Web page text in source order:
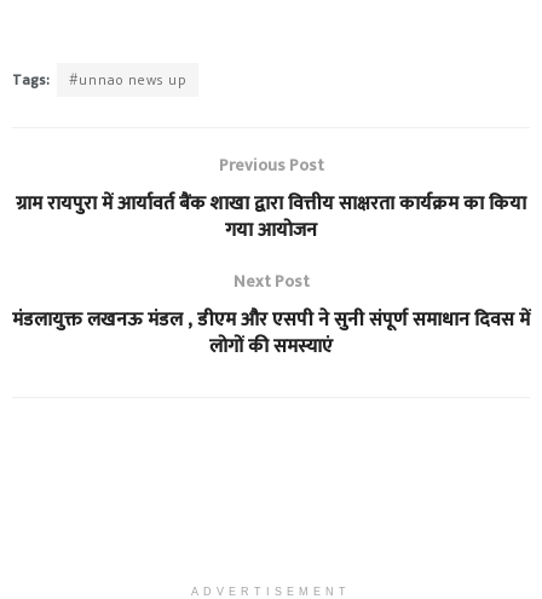
Tags: #unnao news up
Previous Post
ग्राम रायपुरा में आर्यावर्त बैंक शाखा द्वारा वित्तीय साक्षरता कार्यक्रम का किया
गया आयोजन
Next Post
मंडलायुक्त लखनऊ मंडल , डीएम और एसपी ने सुनी संपूर्ण समाधान दिवस में
लोगों की समस्याएं
ADVERTISEMENT